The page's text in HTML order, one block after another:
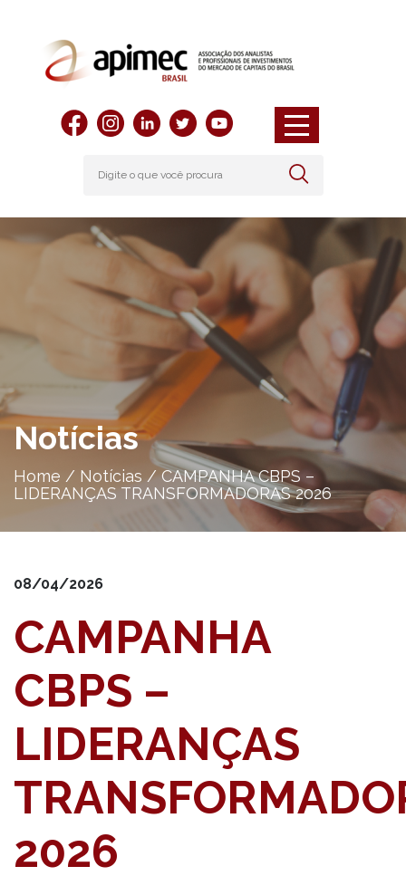
Notícias
Home / Notícias /CAMPANHA CBPS –
LIDERANÇAS TRANSFORMADORAS 2026
08/04/2026
CAMPANHA
CBPS –
LIDERANÇAS
2026